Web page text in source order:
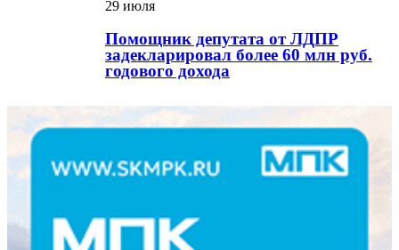
29 июля
Помощник депутата от ЛДПР
задекларировал более 60 млн руб.
годового дохода